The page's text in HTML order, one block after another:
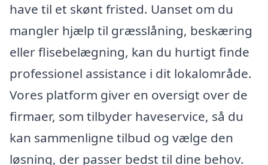
have til et skønt fristed. Uanset om du
mangler hjælp til græsslåning, beskæring
eller flisebelægning, kan du hurtigt finde
professionel assistance i dit lokalområde.
Vores platform giver en oversigt over de
firmaer, som tilbyder haveservice, så du
kan sammenligne tilbud og vælge den
løsning, der passer bedst til dine behov.